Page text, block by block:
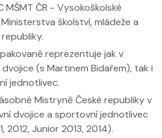
MŠMT ČR - Vysokoškolské
školství, mládeže a
reprezentuje jak v
(s Martinem Bidařem), tak i
jednotlivec.
Mistryně České republiky v
dvojice a sportovní jednotlivec
2012, Junior 2013, 2014).